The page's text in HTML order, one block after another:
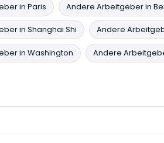
in Paris Andere Arbeitgeber in
in Shanghai Shi Andere
in Washington Andere